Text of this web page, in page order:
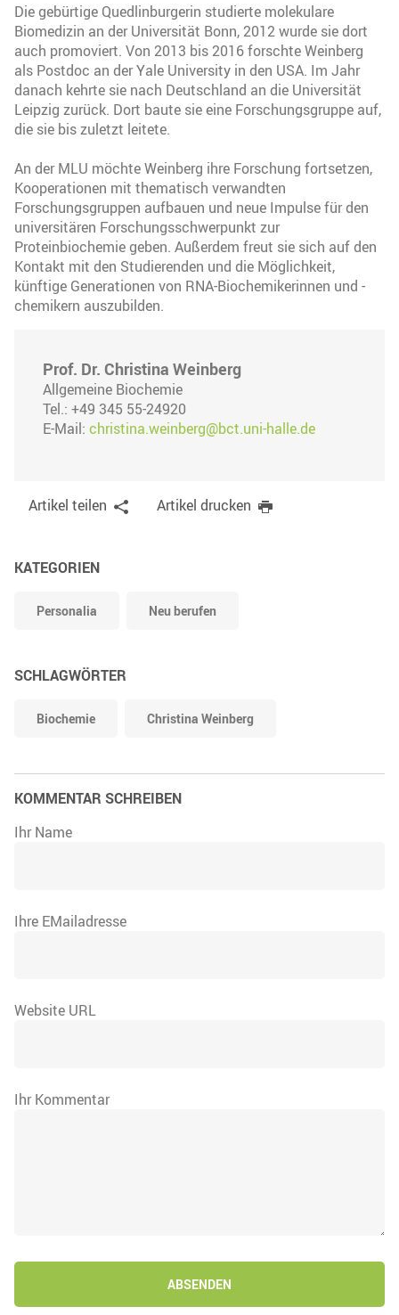
Die gebürtige Quedlinburgerin studierte molekulare
Biomedizin an der Universität Bonn, 2012 wurde sie dort
auch promoviert. Von 2013 bis 2016 forschte Weinberg
als Postdoc an der Yale University in den USA. Im Jahr
danach kehrte sie nach Deutschland an die Universität
Leipzig zurück. Dort baute sie eine Forschungsgruppe auf,
die sie bis zuletzt leitete.
An der MLU möchte Weinberg ihre Forschung fortsetzen,
Kooperationen mit thematisch verwandten
Forschungsgruppen aufbauen und neue Impulse für den
universitären Forschungsschwerpunkt zur
Proteinbiochemie geben. Außerdem freut sie sich auf den
Kontakt mit den Studierenden und die Möglichkeit,
künftige Generationen von RNA-Biochemikerinnen und -
chemikern auszubilden.
Prof. Dr. Christina Weinberg
Allgemeine Biochemie
Tel.: +49 345 55-24920
E-Mail: christina.weinberg@bct.uni-halle.de
Artikel teilen Artikel drucken
KATEGORIEN
Personalia Neu berufen
SCHLAGWÖRTER
Biochemie Christina Weinberg
KOMMENTAR SCHREIBEN
Ihr Name
Ihre EMailadresse
Website URL
Ihr Kommentar
ABSENDEN